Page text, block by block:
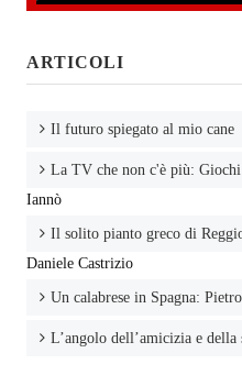
ARTICOLI
Il futuro spiegato al mio cane
La TV che non c'è più: Giochi
Iannò
Il solito pianto greco di
Daniele Castrizio
Un calabrese in Spagna:
L’angolo dell’amicizia e